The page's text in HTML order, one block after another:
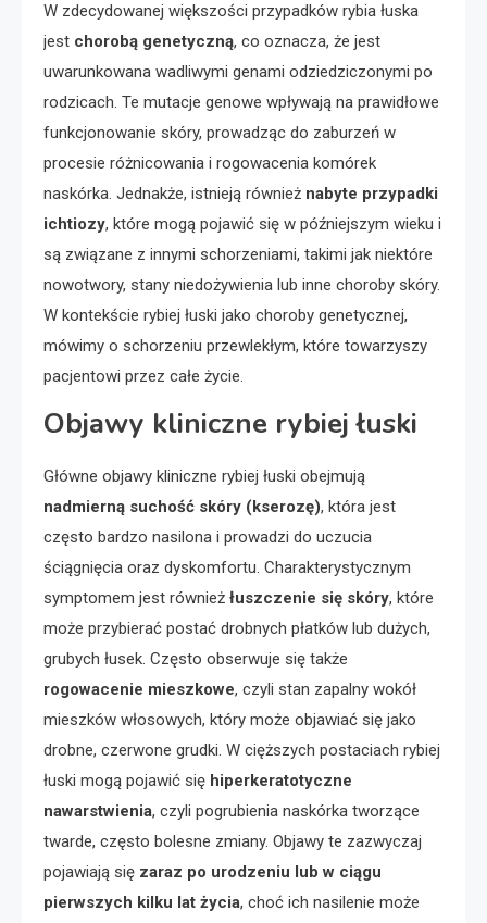
W zdecydowanej większości przypadków rybia łuska
jest chorobą genetyczną, co oznacza, że jest
uwarunkowana wadliwymi genami odziedziczonymi po
rodzicach. Te mutacje genowe wpływają na prawidłowe
funkcjonowanie skóry, prowadząc do zaburzeń w
procesie różnicowania i rogowacenia komórek
naskórka. Jednakże, istnieją również nabyte przypadki
ichtiozy, które mogą pojawić się w późniejszym wieku i
są związane z innymi schorzeniami, takimi jak niektóre
nowotwory, stany niedożywienia lub inne choroby skóry.
W kontekście rybiej łuski jako choroby genetycznej,
mówimy o schorzeniu przewlekłym, które towarzyszy
pacjentowi przez całe życie.
Objawy kliniczne rybiej łuski
Główne objawy kliniczne rybiej łuski obejmują
nadmierną suchość skóry (kserozę), która jest
często bardzo nasilona i prowadzi do uczucia
ściągnięcia oraz dyskomfortu. Charakterystycznym
symptomem jest również łuszczenie się skóry, które
może przybierać postać drobnych płatków lub dużych,
grubych łusek. Często obserwuje się także
rogowacenie mieszkowe, czyli stan zapalny wokół
mieszków włosowych, który może objawiać się jako
drobne, czerwone grudki. W cięższych postaciach rybiej
łuski mogą pojawić się hiperkeratotyczne
nawarstwienia, czyli pogrubienia naskórka tworzące
twarde, często bolesne zmiany. Objawy te zazwyczaj
pojawiają się zaraz po urodzeniu lub w ciągu
pierwszych kilku lat życia, choć ich nasilenie może